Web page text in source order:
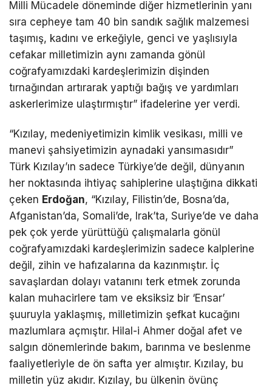
Milli Mücadele döneminde diğer hizmetlerinin yanı
sıra cepheye tam 40 bin sandık sağlık malzemesi
taşımış, kadını ve erkeğiyle, genci ve yaşlısıyla
cefakar milletimizin aynı zamanda gönül
coğrafyamızdaki kardeşlerimizin dişinden
tırnağından artırarak yaptığı bağış ve yardımları
askerlerimize ulaştırmıştır” ifadelerine yer verdi.
“Kızılay, medeniyetimizin kimlik vesikası, milli ve
manevi şahsiyetimizin aynadaki yansımasıdır”
Türk Kızılay’ın sadece Türkiye’de değil, dünyanın
her noktasında ihtiyaç sahiplerine ulaştığına dikkati
çeken Erdoğan, “Kızılay, Filistin’de, Bosna’da,
Afganistan’da, Somali’de, Irak’ta, Suriye’de ve daha
pek çok yerde yürüttüğü çalışmalarla gönül
coğrafyamızdaki kardeşlerimizin sadece kalplerine
değil, zihin ve hafızalarına da kazınmıştır. İç
savaşlardan dolayı vatanını terk etmek zorunda
kalan muhacirlere tam ve eksiksiz bir ‘Ensar’
şuuruyla yaklaşmış, milletimizin şefkat kucağını
mazlumlara açmıştır. Hilal-i Ahmer doğal afet ve
salgın dönemlerinde bakım, barınma ve beslenme
faaliyetleriyle de ön safta yer almıştır. Kızılay, bu
milletin yüz akıdır. Kızılay, bu ülkenin övünç